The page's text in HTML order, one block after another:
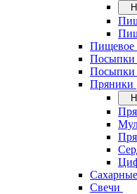
Пищевое
Посыпки
Пряники
Свечи